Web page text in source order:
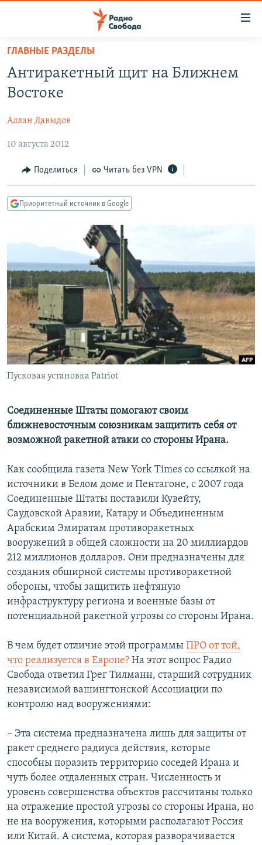
упрощенного
доступа
Вернуться
основному
Вернутся
главной
навигации
Вернутся
ПОДКАСТЫ
ЦИТАТЫ СВОБОДЫ
МНЕНИЯ
КУЛЬТУРА
IDEL.РЕАЛИИ
КАВКАЗ.РЕАЛИИ
СИБИРЬ.РЕАЛИИ
РАСПИСАНИЕ ВЕЩАНИЯ
ПОДПИШИТЕСЬ НА РАССЫЛКУ
СОЦИАЛЬНЫЕ СЕТИ
Все сайты РСЕ/РС
ГЛАВНЫЕ РАЗДЕЛЫ
Антиракетный щит на Ближнем
Востоке
Аллан Давыдов
10 августа 2012
Поделиться Читать без VPN
Приоритетный источник в Google
Пусковая установка Patriot
Соединенные Штаты помогают своим
ближневосточным союзникам защитить себя от
возможной ракетной атаки со стороны Ирана.
Как сообщила газета New York Times со ссылкой на
источники в Белом доме и Пентагоне, с 2007 года
Соединенные Штаты поставили Кувейту,
Саудовской Аравии, Катару и Объединенным
Арабским Эмиратам противоракетных
вооружений в общей сложности на 20 миллиардов
212 миллионов долларов. Они предназначены для
создания обширной системы противоракетной
обороны, чтобы защитить нефтяную
инфраструктуру региона и военные базы от
потенциальной ракетной угрозы со стороны Ирана.
В чем будет отличие этой программы ПРО от той,
что реализуется в Европе? На этот вопрос Радио
Свобода ответил Грег Тилманн, старший сотрудник
независимой вашингтонской Ассоциации по
контролю над вооружениями:
– Эта система предназначена лишь для защиты от
ракет среднего радиуса действия, которые
способны поразить территорию соседей Ирана и
чуть более отдаленных стран. Численность и
уровень совершенства объектов рассчитаны только
на отражение простой угрозы со стороны Ирана, но
не на вооружения, которыми располагают Россия
или Китай. А система, которая разворачивается